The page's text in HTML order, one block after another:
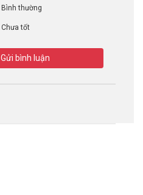
Bình thường
Chưa tốt
Gửi bình luận